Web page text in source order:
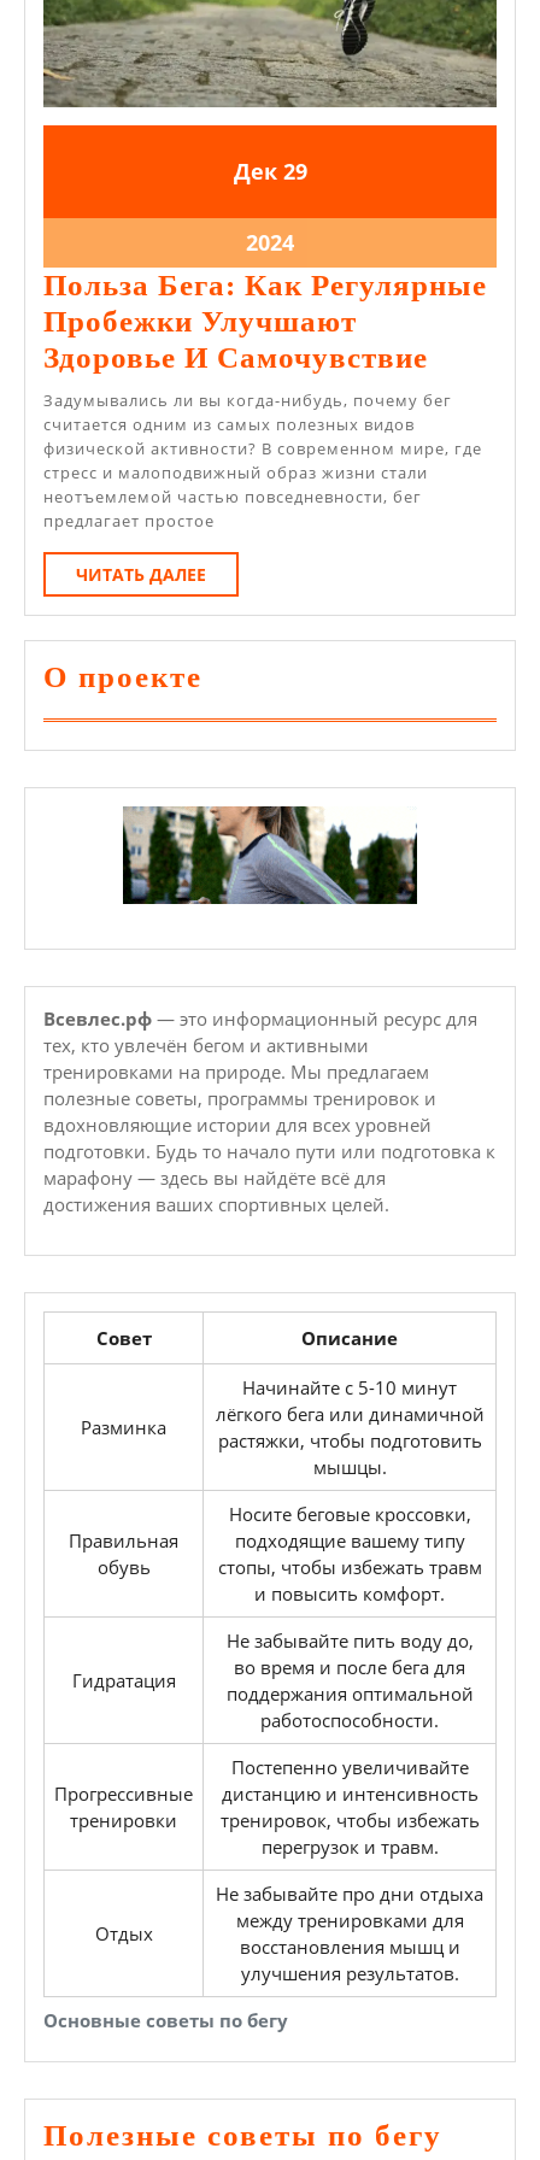
Дек29.12.2024
2929.12.2024
202429.12.2024
Польза Бега: Как Регулярные
Пробежки Улучшают
Здоровье И Самочувствие
Бега:
И
Задумывались ли вы когда-нибудь, почему бег
считается одним из самых полезных видов
физической активности? В современном мире, где
стресс и малоподвижный образ жизни стали
неотъемлемой частью повседневности, бег
предлагает простое
ЧИТАТЬ ДАЛЕЕ
ДАЛЕЕ
О проекте
Всевлес.рф — это информационный ресурс для
тех, кто увлечён бегом и активными
тренировками на природе. Мы предлагаем
полезные советы, программы тренировок и
вдохновляющие истории для всех уровней
подготовки. Будь то начало пути или подготовка к
марафону — здесь вы найдёте всё для
достижения ваших спортивных целей.
Основные советы по бегу
Совет Описание
Разминка
Начинайте с 5-10 минут
лёгкого бега или динамичной
растяжки, чтобы подготовить
мышцы.
Правильная
обувь
Носите беговые кроссовки,
подходящие вашему типу
стопы, чтобы избежать травм
и повысить комфорт.
Гидратация
Не забывайте пить воду до,
во время и после бега для
поддержания оптимальной
работоспособности.
Прогрессивные
тренировки
Постепенно увеличивайте
дистанцию и интенсивность
тренировок, чтобы избежать
перегрузок и травм.
Отдых
Не забывайте про дни отдыха
между тренировками для
восстановления мышц и
улучшения результатов.
Полезные советы по бегу